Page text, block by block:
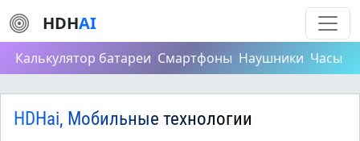
HDHAI
Калькулятор батареи Смартфоны Наушники Часы
HDHai, Мобильные технологии